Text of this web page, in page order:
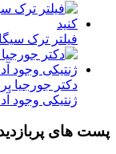
فیلتر ترک
دکتر جورجیا
ژنتیکی وجود
پست های